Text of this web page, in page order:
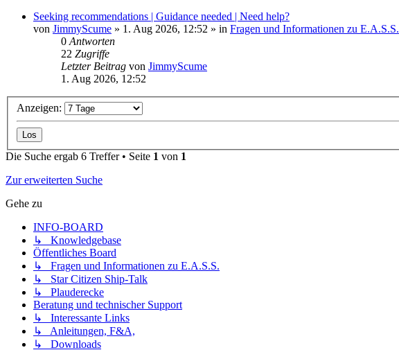
Seeking recommendations | Guidance needed | Need help?
von JimmyScume » 1. Aug 2026, 12:52 » in Fragen und Informationen zu E.A.S.S.
0Antworten
22 Zugriffe
Letzter Beitrag von JimmyScume
1. Aug 2026, 12:52
Anzeigen:
Die Suche ergab 6 Treffer • Seite 1 von 1
Zur erweiterten Suche
Gehe zu
INFO-BOARD
↳ Knowledgebase
Öffentliches Board
↳ Fragen und Informationen zu E.A.S.S.
↳ Star Citizen Ship-Talk
↳ Plauderecke
Beratung und technischer Support
↳ Interessante Links
↳ Anleitungen, F&A,
↳ Downloads